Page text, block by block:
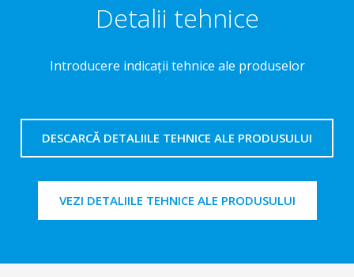
Detalii tehnice
Introducere indicaţii tehnice ale produselor
DESCARCĂ DETALIILE TEHNICE ALE PRODUSULUI
VEZI DETALIILE TEHNICE ALE PRODUSULUI